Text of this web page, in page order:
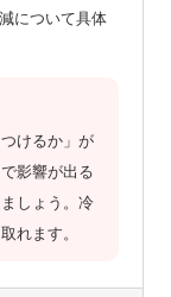
について具体
けるか」が
影響が出る
しょう。冷
れます。